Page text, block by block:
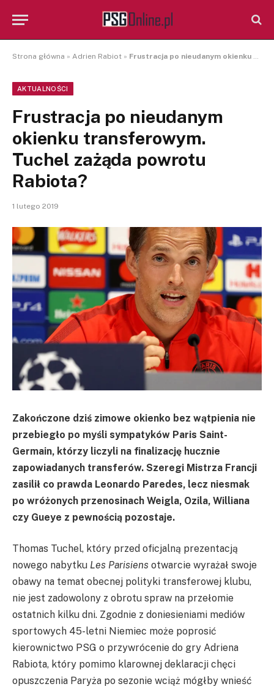
Strona główna » Adrien Rabiot » Frustracja po nieudanym okienku transferowym. Tuchel zażąda powrotu Rabiota?
AKTUALNOŚCI
Frustracja po nieudanym
okienku transferowym.
Tuchel zażąda powrotu
Rabiota?
1 lutego 2019
Zakończone dziś zimowe okienko bez wątpienia nie
przebiegło po myśli sympatyków Paris Saint-
Germain, którzy liczyli na finalizację hucznie
zapowiadanych transferów. Szeregi Mistrza Francji
zasilił co prawda Leonardo Paredes, lecz niesmak
po wróżonych przenosinach Weigla, Ozila, Williana
czy Gueye z pewnością pozostaje.
Thomas Tuchel, który przed oficjalną prezentacją
nowego nabytku Les Parisiens otwarcie wyrażał swoje
obawy na temat obecnej polityki transferowej klubu,
nie jest zadowolony z obrotu spraw na przełomie
ostatnich kilku dni. Zgodnie z doniesieniami mediów
sportowych 45-letni Niemiec może poprosić
kierownictwo PSG o przywrócenie do gry Adriena
Rabiota, który pomimo klarownej deklaracji chęci
opuszczenia Paryża po sezonie wciąż mógłby wnieść